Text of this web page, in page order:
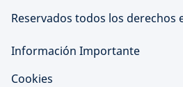
Reservados todos los derechos
Información Importante
Cookies